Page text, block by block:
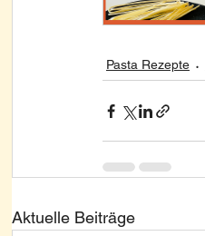
Pasta Rezepte
Aktuelle Beiträge